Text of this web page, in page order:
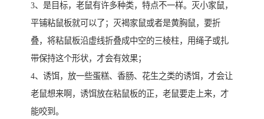
3、是目标，老鼠有许多种类，特点不一样。灭小家鼠，
平铺粘鼠板就可以了；灭褐家鼠或者是黄胸鼠，要折
叠，将粘鼠板沿虚线折叠成中空的三棱柱，用绳子或扎
带保持这个形状，才会有效果；
4、诱饵，放一些蛋糕、香肠、花生之类的诱饵，才会让
老鼠想来啊，诱饵放在粘鼠板的正，老鼠要走上来，才
能咬到。